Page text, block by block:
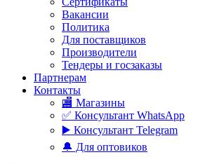
Вакансии
Политика
Для поставщиков
Производители
Тендеры и госзаказы
Партнерам
Контакты
🏬 Магазины
✅️ Консультант WhatsApp
▶️ Консультант Telegram
🔔 Для оптовиков